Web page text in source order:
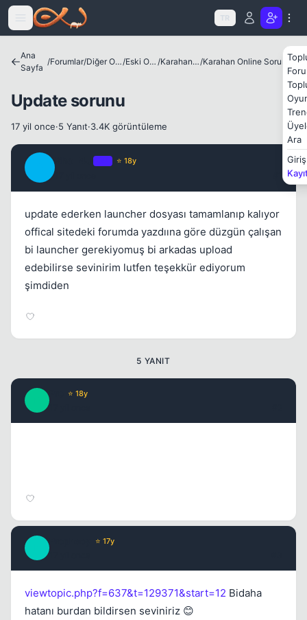
Icerige atla
TR
Ara
Giriş
Ana
Sayfa
/Forumlar/ Diğer Oyunlar/ Eski Oyunlar / Karahan Online/ Karahan Online Sorunlar & Çözümleri
Update sorunu
17 yil once·5 Yanıt·3.4K görüntüleme
⭐ 18y
update ederken launcher dosyası tamamlanıp kalıyor
offical sitedeki forumda yazdıına göre düzgün çalışan
bi launcher gerekiyomuş bi arkadas upload
edebilirse sevinirim lutfen teşekkür ediyorum
şimdiden
5 YANIT
⭐ 18y
⭐ 17y
viewtopic.php?f=637&t=129371&start=12 Bidaha
hatanı burdan bildirsen seviniriz 😊
Kapat